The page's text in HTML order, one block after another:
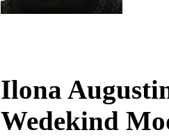
Ilona
Wedekind